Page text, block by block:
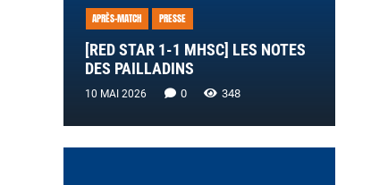
APRÈS-MATCH PRESSE
[RED STAR 1-1 MHSC] LES NOTES
DES PAILLADINS
10 MAI 2026 0 348